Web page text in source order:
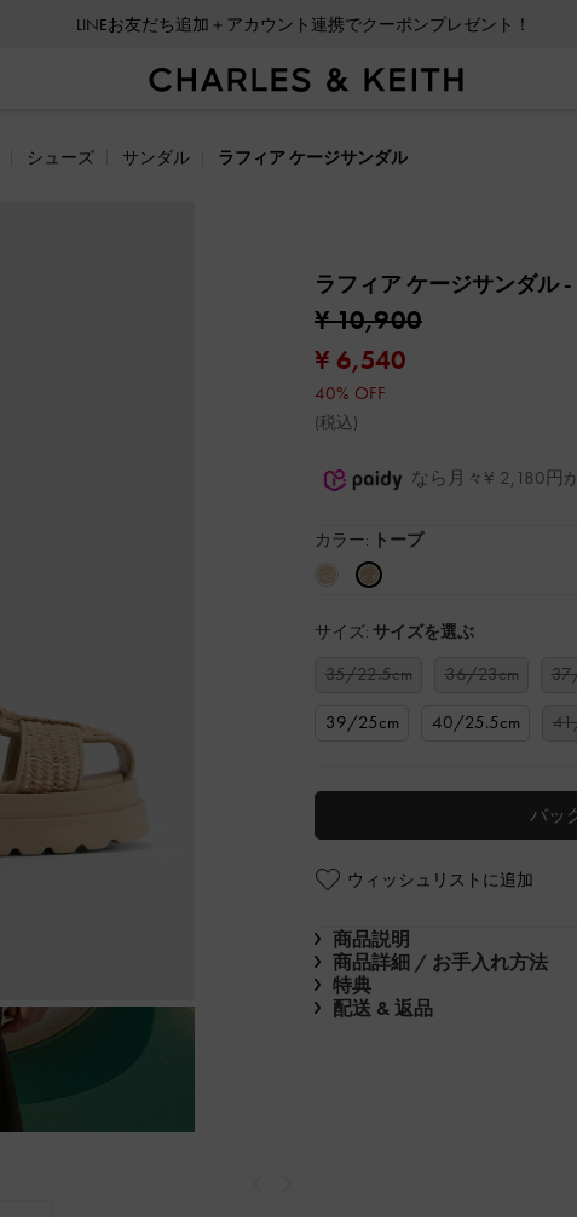
LINEお友だち追加＋アカウント連携でクーポンプレゼント！
シューズ サンダル ラフィア ケージサンダル
ラフィア ケージサンダル-
¥ 10,900
¥ 6,540
40% OFF
(税込)
なら月々¥ 2,180円
カラー: トープ
サイズ: サイズを選ぶ
35/22.5cm 36/23cm
39/25cm
40/25.5cm
バッ
ウィッシュリストに追加
商品説明
商品詳細 / お手入れ方法
特典
配送 & 返品